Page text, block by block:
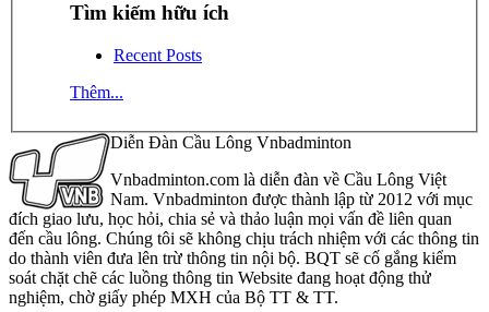
Tìm kiếm hữu ích
Recent Posts
Thêm...
Diễn Đàn Cầu Lông Vnbadminton
Vnbadminton.com là diễn đàn về Cầu Lông Việt
Nam. Vnbadminton được thành lập từ 2012 với mục
đích giao lưu, học hỏi, chia sẻ và thảo luận mọi vấn đề liên quan
đến cầu lông. Chúng tôi sẽ không chịu trách nhiệm với các thông tin
do thành viên đưa lên trừ thông tin nội bộ. BQT sẽ cố gắng kiểm
soát chặt chẽ các luồng thông tin Website đang hoạt động thử
nghiệm, chờ giấy phép MXH của Bộ TT & TT.